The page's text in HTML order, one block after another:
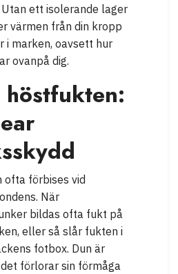
ett isolerande lager
värmen från din kropp
i marken, oavsett hur
ovanpå dig.
höstfukten:
förbises vid
När
bildas ofta fukt på
eller så slår fukten i
fotbox. Dun är
förlorar sin förmåga